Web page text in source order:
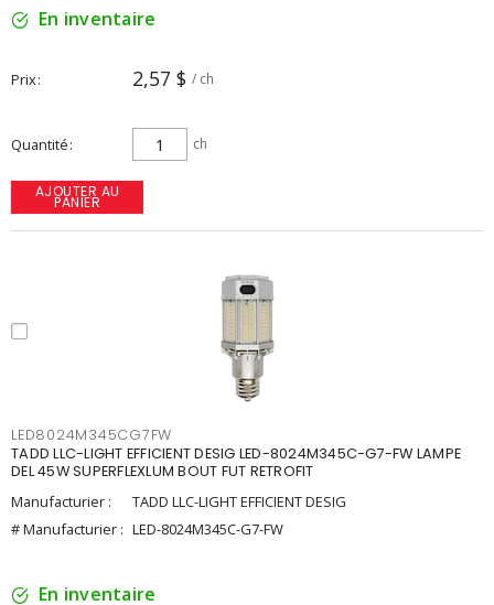
En inventaire
Prix 2,57 $ / ch
Quantité ch
AJOUTER AU
PANIER
LED8024M345CG7FW
TADD LLC-LIGHT EFFICIENT DESIG LED-8024M345C-G7-FW LAMPE
DEL 45W SUPERFLEXLUM BOUT FUT RETROFIT
Manufacturier :
TADD LLC-LIGHT EFFICIENT DESIG
# Manufacturier : LED-8024M345C-G7-FW
En inventaire